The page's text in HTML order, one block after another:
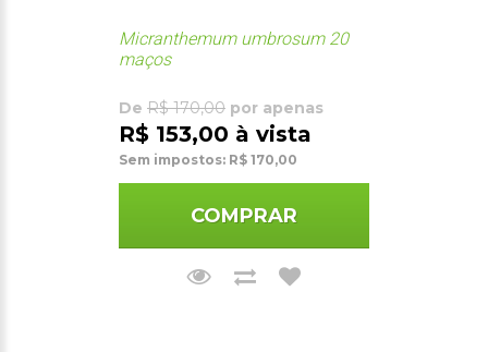
Micranthemum umbrosum 20
maços
De R$ 170,00 por apenas
R$ 153,00 à vista
Sem impostos: R$ 170,00
COMPRAR